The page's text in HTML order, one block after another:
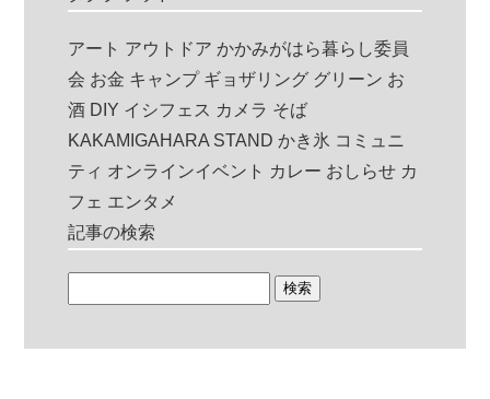
アート アウトドア かかみがはら暮らし委員
会 お金 キャンプ ギョザリング グリーン お
酒 DIY イシフェス カメラ そば
KAKAMIGAHARA STAND かき氷 コミュニ
ティ オンラインイベント カレー おしらせ カ
フェ エンタメ
記事の検索